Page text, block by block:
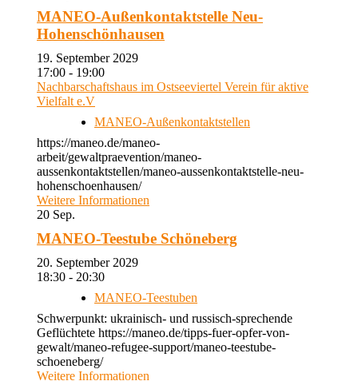
MANEO-Außenkontaktstelle Neu-
Hohenschönhausen
19. September 2029
17:00 - 19:00
Nachbarschaftshaus im Ostseeviertel Verein für aktive
Vielfalt e.V
MANEO-Außenkontaktstellen
https://maneo.de/maneo-
arbeit/gewaltpraevention/maneo-
aussenkontaktstellen/maneo-aussenkontaktstelle-neu-
hohenschoenhausen/
Weitere Informationen
20 Sep.
MANEO-Teestube Schöneberg
20. September 2029
18:30 - 20:30
MANEO-Teestuben
Schwerpunkt: ukrainisch- und russisch-sprechende
Geflüchtete https://maneo.de/tipps-fuer-opfer-von-
gewalt/maneo-refugee-support/maneo-teestube-
schoeneberg/
Weitere Informationen